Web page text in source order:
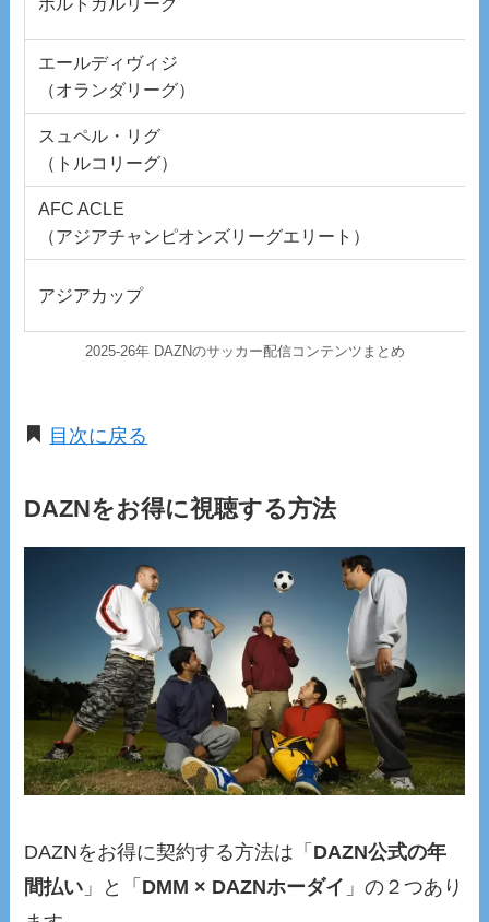
エールディヴィジ
（オランダリーグ）
スュペル・リグ
（トルコリーグ）
AFC ACLE
（アジアチャンピオンズリーグエリート）
アジアカップ
2025-26年 DAZNのサッカー配信コンテンツまとめ
目次に戻る
DAZNをお得に視聴する方法
DAZNをお得に契約する方法は「 DAZN公式の年
間払い 」と「 DMM × DAZNホーダイ 」の２つあり